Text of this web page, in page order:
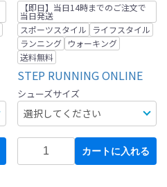
【即日】当日14時までのご注文で
当日発送
スポーツスタイル
ライフスタイル
ランニング ウォーキング
送料無料
STEP RUNNING ONLINE
シューズサイズ
カートに入れる